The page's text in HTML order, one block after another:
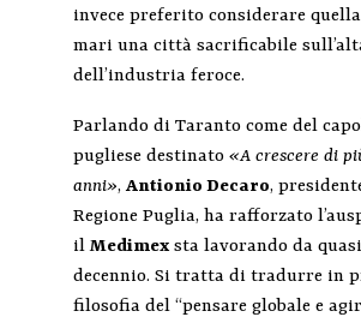
invece preferito considerare
mari una città sacrificabile
dell’industria feroce.
Parlando di Taranto come del
pugliese destinato «A crescere di
anni»,Antionio Decaro,
Regione Puglia, ha rafforzato
ilMedimexsta lavorando da
decennio. Si tratta di tradurre in
filosofia del “pensare globale e